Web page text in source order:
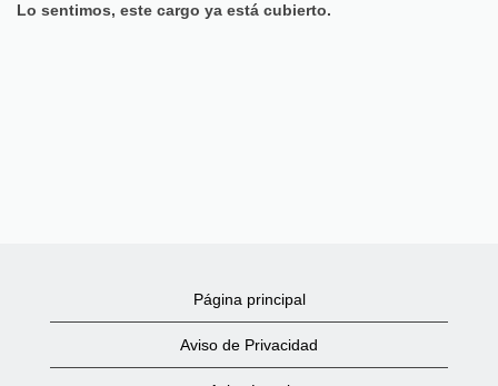
Lo sentimos, este cargo ya está cubierto.
Página principal
Aviso de Privacidad